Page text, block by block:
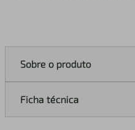
Sobre o produto
Ficha técnica